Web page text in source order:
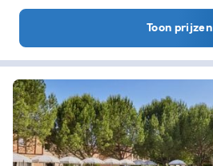
Toon prijzen